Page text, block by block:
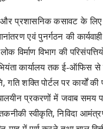
और प्रशासनिक कसावट के लिए
एवं पुनर्गठन की
विर्माण विभाग की
कार्यालय तक ई-ऑफिस से
शक्ति पोर्टल पर कार्यों
प्रकरणों में जवाब समय
स्वीकृति, निविदा